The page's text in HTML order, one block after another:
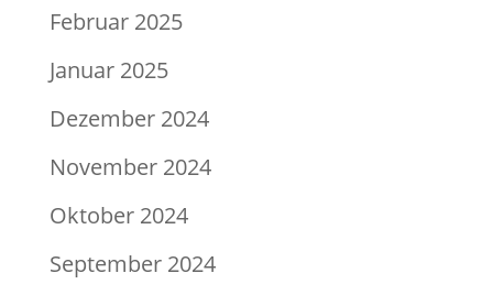
Februar 2025
Januar 2025
Dezember 2024
November 2024
Oktober 2024
September 2024